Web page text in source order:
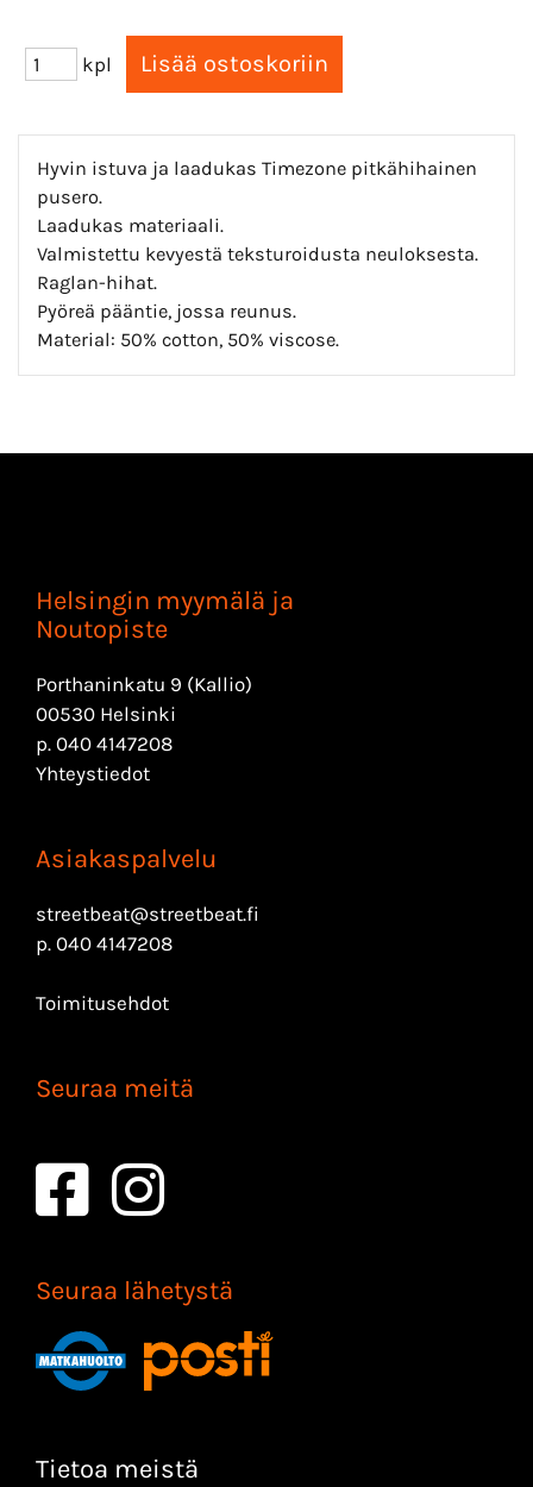
kpl
Hyvin istuva ja laadukas Timezone pitkähihainen
pusero.
Laadukas materiaali.
Valmistettu kevyestä teksturoidusta neuloksesta.
Raglan-hihat.
Pyöreä pääntie, jossa reunus.
Material: 50% cotton, 50% viscose.
Helsingin myymälä ja
Noutopiste
Porthaninkatu 9 (Kallio)
00530 Helsinki
p. 040 4147208
Yhteystiedot
Asiakaspalvelu
streetbeat@streetbeat.fi
p. 040 4147208
Toimitusehdot
Seuraa meitä
Seuraa lähetystä
Tietoa meistä